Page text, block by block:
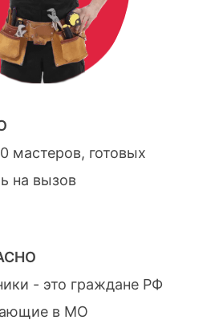
мастеров, готовых
на вызов
- это граждане РФ
в МО